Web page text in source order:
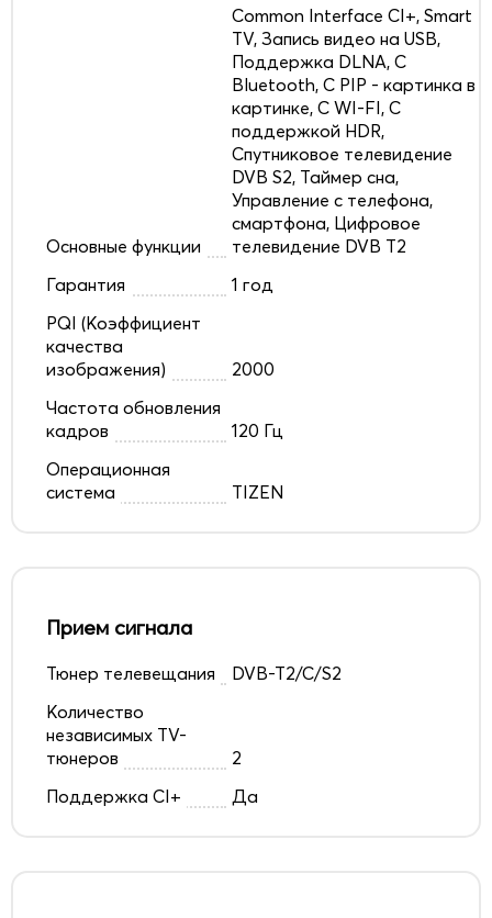
Основные функции
Common Interface CI+, Smart
TV, Запись видео на USB,
Поддержка DLNA, С
Bluetooth, С PIP - картинка в
картинке, С WI-FI, С
поддержкой HDR,
Спутниковое телевидение
DVB S2, Таймер сна,
Управление с телефона,
смартфона, Цифровое
телевидение DVB T2
Гарантия
1 год
PQI (Коэффициент
качества
изображения)
2000
Частота обновления
кадров
120 Гц
Операционная
система
TIZEN
Прием сигнала
Тюнер телевещания
DVB-T2/C/S2
Количество
независимых TV-
тюнеров
2
Поддержка CI+
Да